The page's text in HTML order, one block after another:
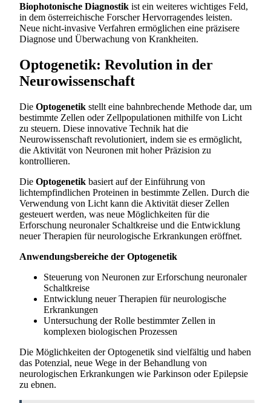
Biophotonische Diagnostik ist ein weiteres wichtiges Feld,
in dem österreichische Forscher Hervorragendes leisten.
Neue nicht-invasive Verfahren ermöglichen eine präzisere
Diagnose und Überwachung von Krankheiten.
Optogenetik: Revolution in der
Neurowissenschaft
Die Optogenetik stellt eine bahnbrechende Methode dar, um
bestimmte Zellen oder Zellpopulationen mithilfe von Licht
zu steuern. Diese innovative Technik hat die
Neurowissenschaft revolutioniert, indem sie es ermöglicht,
die Aktivität von Neuronen mit hoher Präzision zu
kontrollieren.
Die Optogenetik basiert auf der Einführung von
lichtempfindlichen Proteinen in bestimmte Zellen. Durch die
Verwendung von Licht kann die Aktivität dieser Zellen
gesteuert werden, was neue Möglichkeiten für die
Erforschung neuronaler Schaltkreise und die Entwicklung
neuer Therapien für neurologische Erkrankungen eröffnet.
Anwendungsbereiche der Optogenetik
Steuerung von Neuronen zur Erforschung neuronaler
Schaltkreise
Entwicklung neuer Therapien für neurologische
Erkrankungen
Untersuchung der Rolle bestimmter Zellen in
komplexen biologischen Prozessen
Die Möglichkeiten der Optogenetik sind vielfältig und haben
das Potenzial, neue Wege in der Behandlung von
neurologischen Erkrankungen wie Parkinson oder Epilepsie
zu ebnen.